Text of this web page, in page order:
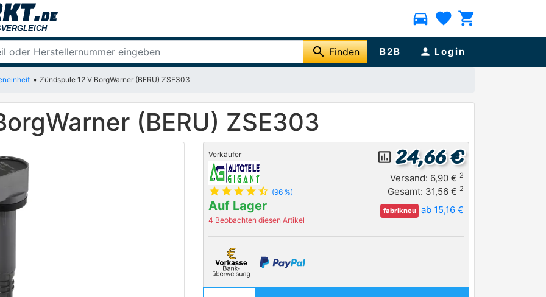
directions_car favorite shopping_cart
search Finden B2B person Login
Zündspule 12 V BorgWarner (BERU) ZSE303
(BERU) ZSE303
Verkäufer
star star star star star_half (96 %)
Auf Lager
4 Beobachten diesen Artikel
insert_chart_outlined 24,66 €
Versand: 6,90 € 2
Gesamt: 31,56 € 2
fabrikneu ab 15,16 €